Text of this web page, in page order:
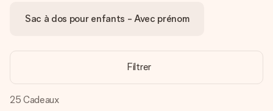
Créez quelque chose d’unique en quelques étapes – avec
Sac à dos pour enfants - Avec prénom
Filtrer
25 Cadeaux